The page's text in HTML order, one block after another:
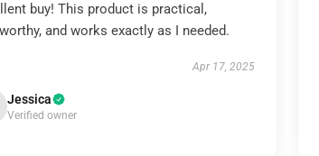
buy! This product is practical,
and works exactly as I needed.
Apr 17, 2025
Jessica
Verified owner